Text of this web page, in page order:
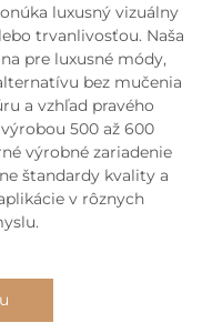
luxusný vizuálny
trvanlivosťou. Naša
pre luxusné módy,
bez mučenia
a vzhľad pravého
500 až 600
výrobné zariadenie
štandardy kvality a
v rôznych